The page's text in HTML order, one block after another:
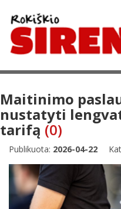
Maitinimo
nustatyti
tarifą (0)
Publikuota: 2026-04-22